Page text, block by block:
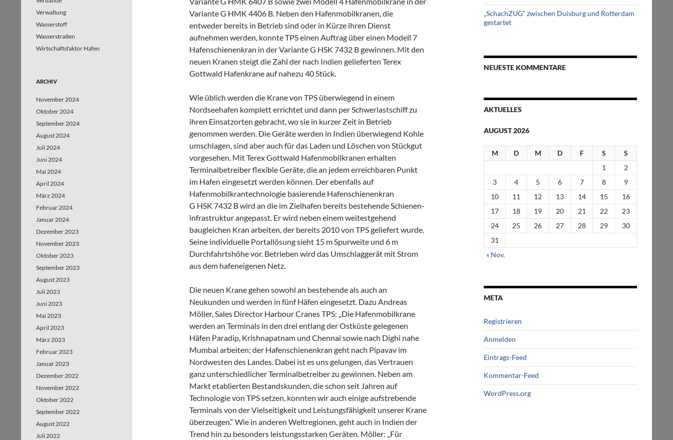
Variante G HMK 4406 B. Neben den Hafenmobilkranen, die
entweder bereits in Betrieb sind oder in Kürze ihren Dienst
aufnehmen werden, konnte TPS einen Auftrag über einen Modell 7
Hafenschienenkran in der Variante G HSK 7432 B gewinnen. Mit den
neuen Kranen steigt die Zahl der nach Indien gelieferten Terex
Gottwald Hafenkrane auf nahezu 40 Stück.
Wie üblich werden die Krane von TPS überwiegend in einem
Nordseehafen komplett errichtet und dann per Schwerlastschiff zu
ihren Einsatzorten gebracht, wo sie in kurzer Zeit in Betrieb
genommen werden. Die Geräte werden in Indien überwiegend Kohle
umschlagen, sind aber auch für das Laden und Löschen von Stückgut
vorgesehen. Mit Terex Gottwald Hafenmobilkranen erhalten
Terminalbetreiber flexible Geräte, die an jedem erreichbaren Punkt
im Hafen eingesetzt werden können. Der ebenfalls auf
Hafenmobilkrantechnologie basierende Hafenschienenkran
G HSK 7432 B wird an die im Zielhafen bereits bestehende Schienen-
infrastruktur angepasst. Er wird neben einem weitestgehend
baugleichen Kran arbeiten, der bereits 2010 von TPS geliefert wurde.
Seine individuelle Portallösung sieht 15 m Spurweite und 6 m
Durchfahrtshöhe vor. Betrieben wird das Umschlaggerät mit Strom
aus dem hafeneigenen Netz.
Die neuen Krane gehen sowohl an bestehende als auch an
Neukunden und werden in fünf Häfen eingesetzt. Dazu Andreas
Möller, Sales Director Harbour Cranes TPS: „Die Hafenmobilkrane
werden an Terminals in den drei entlang der Ostküste gelegenen
Häfen Paradip, Krishnapatnam und Chennai sowie nach Dighi nahe
Mumbai arbeiten; der Hafenschienenkran geht nach Pipavav im
Nordwesten des Landes. Dabei ist es uns gelungen, das Vertrauen
ganz unterschiedlicher Terminalbetreiber zu gewinnen. Neben am
Markt etablierten Bestandskunden, die schon seit Jahren auf
Technologie von TPS setzen, konnten wir auch einige aufstrebende
Terminals von der Vielseitigkeit und Leistungsfähigkeit unserer Krane
überzeugen.“ Wie in anderen Weltregionen, geht auch in Indien der
Trend hin zu besonders leistungsstarken Geräten. Möller: „Für
„SchachZUG“ zwischen Duisburg und Rotterdam
gestartet
NEUESTE KOMMENTARE
AKTUELLES
AUGUST 2026
M D M D F S
S
1
2
3
4 5 6 7 8
9
10
11 12 13 14 15
16
17
18 19 20 21 22
23
24
25 26 27 28 29
30
31
« Nov.
META
Registrieren
Anmelden
Eintrags-Feed
Kommentar-Feed
WordPress.org
Verwaltung
Wasserstoff
Wasserstraßen
Wirtschaftsfaktor Hafen
ARCHIV
November 2024
Oktober 2024
September 2024
August 2024
Juli 2024
Juni 2024
Mai 2024
April 2024
März 2024
Februar 2024
Januar 2024
Dezember 2023
November 2023
Oktober 2023
September 2023
August 2023
Juli 2023
Juni 2023
Mai 2023
April 2023
März 2023
Februar 2023
Januar 2023
Dezember 2022
November 2022
Oktober 2022
September 2022
August 2022
Juli 2022